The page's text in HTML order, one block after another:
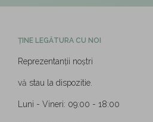
ȚINE LEGĂTURA CU NOI
Reprezentanții noștri
vă stau la dispozitie.
Luni - Vineri: 09:00 - 18:00